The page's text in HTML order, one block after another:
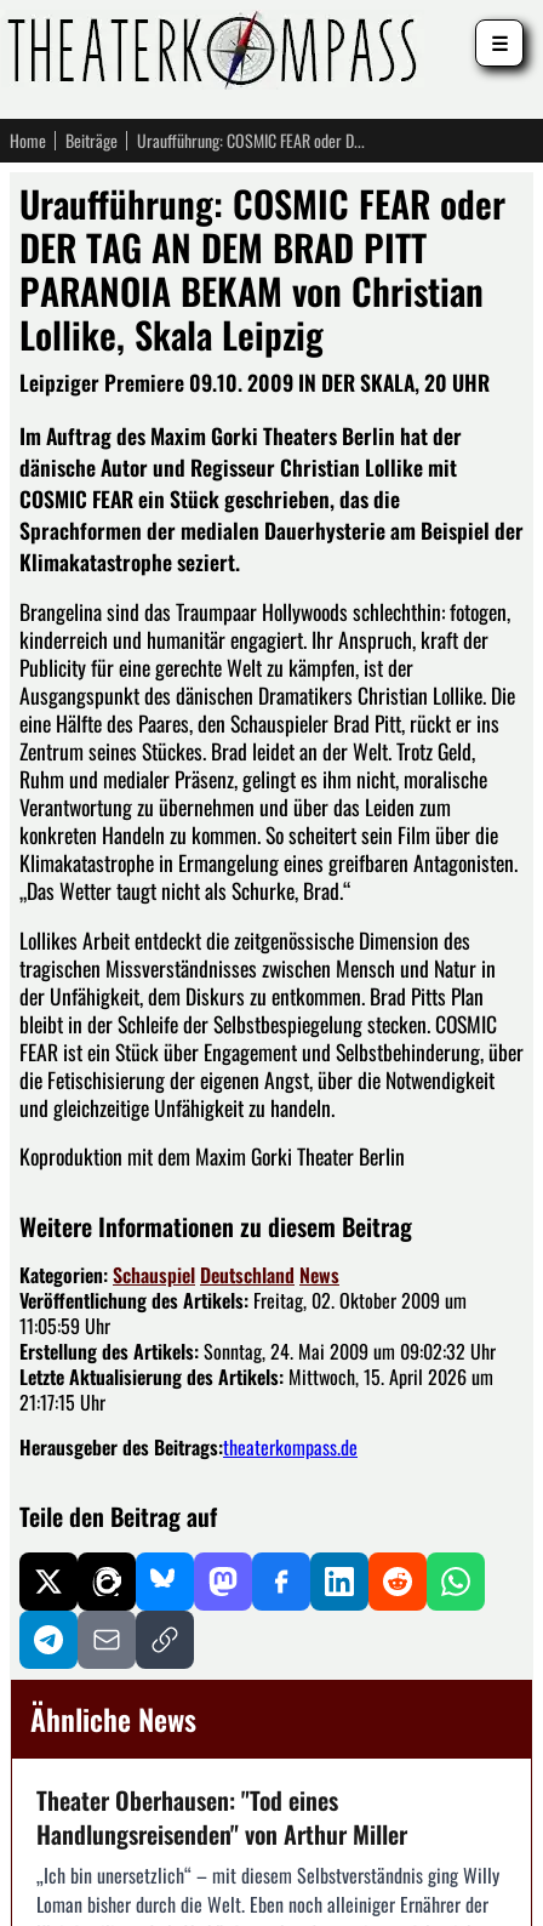
Home Beiträge Uraufführung: COSMIC FEAR oder DER TAG AN DEM BRAD PITT PARANOIA BEKAM von Christian Lollike, Skala Leipzig
Uraufführung: COSMIC FEAR oder
DER TAG AN DEM BRAD PITT
PARANOIA BEKAM von Christian
Lollike, Skala Leipzig
Leipziger Premiere 09.10. 2009 IN DER SKALA, 20 UHR
Im Auftrag des Maxim Gorki Theaters Berlin hat der
dänische Autor und Regisseur Christian Lollike mit
COSMIC FEAR ein Stück geschrieben, das die
Sprachformen der medialen Dauerhysterie am Beispiel der
Klimakatastrophe seziert.
Brangelina sind das Traumpaar Hollywoods schlechthin: fotogen,
kinderreich und humanitär engagiert. Ihr Anspruch, kraft der
Publicity für eine gerechte Welt zu kämpfen, ist der
Ausgangspunkt des dänischen Dramatikers Christian Lollike. Die
eine Hälfte des Paares, den Schauspieler Brad Pitt, rückt er ins
Zentrum seines Stückes. Brad leidet an der Welt. Trotz Geld,
Ruhm und medialer Präsenz, gelingt es ihm nicht, moralische
Verantwortung zu übernehmen und über das Leiden zum
konkreten Handeln zu kommen. So scheitert sein Film über die
Klimakatastrophe in Ermangelung eines greifbaren Antagonisten.
„Das Wetter taugt nicht als Schurke, Brad.“
Lollikes Arbeit entdeckt die zeitgenössische Dimension des
tragischen Missverständnisses zwischen Mensch und Natur in
der Unfähigkeit, dem Diskurs zu entkommen. Brad Pitts Plan
bleibt in der Schleife der Selbstbespiegelung stecken. COSMIC
FEAR ist ein Stück über Engagement und Selbstbehinderung, über
die Fetischisierung der eigenen Angst, über die Notwendigkeit
und gleichzeitige Unfähigkeit zu handeln.
Koproduktion mit dem Maxim Gorki Theater Berlin
Weitere Informationen zu diesem Beitrag
Kategorien:Schauspiel Deutschland News
Veröffentlichung des Artikels: Freitag, 02. Oktober 2009 um
11:05:59 Uhr
Erstellung des Artikels:Sonntag, 24. Mai 2009 um 09:02:32 Uhr
Letzte Aktualisierung des Artikels: Mittwoch, 15. April 2026 um
21:17:15 Uhr
Herausgeber des Beitrags:theaterkompass.de
Teile den Beitrag auf
Ähnliche News
Theater Oberhausen: "Tod eines
Handlungsreisenden" von Arthur Miller
„Ich bin unersetzlich“ – mit diesem Selbstverständnis ging Willy
Loman bisher durch die Welt. Eben noch alleiniger Ernährer der
☰